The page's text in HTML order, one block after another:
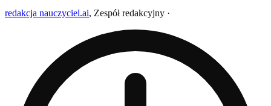
redakcja nauczyciel.ai, Zespół redakcyjny ·